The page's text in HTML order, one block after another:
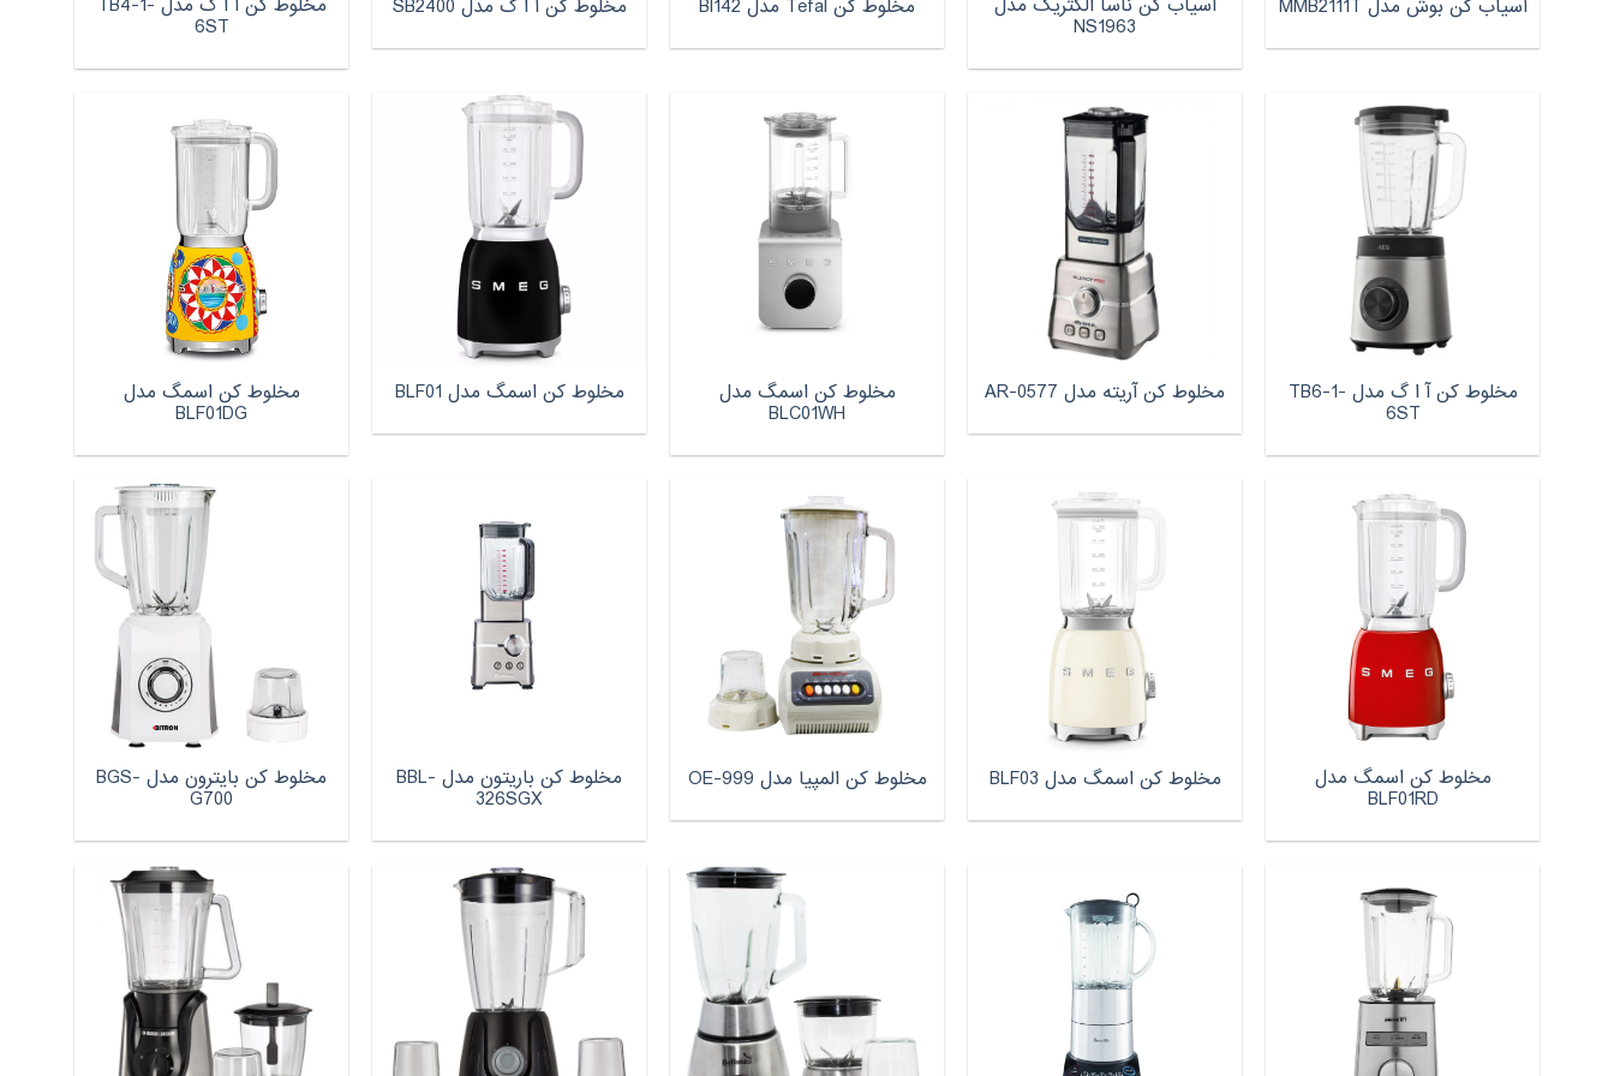
آسیاب کن بوش مدل MMB2111T آسیاب کن ناسا الکتریک مدل
NS1963
مخلوط کن Tefal مدل Bl142 مخلوط کن آ ا گ مدل SB2400 مخلوط کن آ ا گ مدل TB4-1-
6ST
مخلوط کن آ ا گ مدل TB6-1-
6ST
مخلوط کن آریته مدل AR-0577 مخلوط کن اسمگ مدل
BLC01WH
مخلوط کن اسمگ مدل BLF01 مخلوط کن اسمگ مدل
BLF01DG
مخلوط کن اسمگ مدل
BLF01RD
مخلوط کن اسمگ مدل BLF03 مخلوط کن المپیا مدل OE-999 مخلوط کن باریتون مدل BBL-
326SGX
مخلوط کن بایترون مدل BGS-
G700